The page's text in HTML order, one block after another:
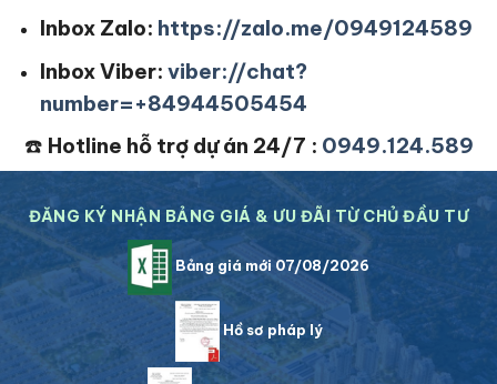
Inbox Zalo: https://zalo.me/0949124589
Inbox Viber: viber://chat?
number=+84944505454
☎️ Hotline hỗ trợ dự án 24/7 : 0949.124.589
ĐĂNG KÝ NHẬN BẢNG GIÁ & ƯU ĐÃI TỪ CHỦ ĐẦU TƯ
Bảng giá mới 07/08/2026
Hồ sơ pháp lý